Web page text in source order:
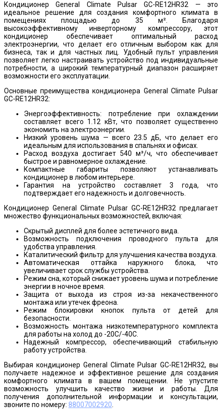
Кондиционер General Climate Pulsar GC-RE12HR32 — это
идеальное решение для создания комфортного климата в
помещениях площадью до 35 м². Благодаря
высокоэффективному инверторному компрессору, этот
кондиционер обеспечивает оптимальный расход
электроэнергии, что делает его отличным выбором как для
бизнеса, так и для частных лиц. Удобный пульт управления
позволяет легко настраивать устройство под индивидуальные
потребности, а широкий температурный диапазон расширяет
возможности его эксплуатации.
Основные преимущества кондиционера General Climate Pulsar
GC-RE12HR32:
Энергоэффективность: потребление при охлаждении
составляет всего 1.12 кВт, что позволяет существенно
экономить на электроэнергии.
Низкий уровень шума — всего 23.5 дБ, что делает его
идеальным для использования в спальнях и офисах.
Расход воздуха достигает 540 м³/ч, что обеспечивает
быстрое и равномерное охлаждение.
Компактные габариты позволяют устанавливать
кондиционер в любом интерьере.
Гарантия на устройство составляет 3 года, что
подтверждает его надежность и долговечность.
Кондиционер General Climate Pulsar GC-RE12HR32 предлагает
множество функциональных возможностей, включая:
Скрытый дисплей для более эстетичного вида.
Возможность подключения проводного пульта для
удобства управления.
Каталитический фильтр для улучшения качества воздуха.
Автоматическая оттайка наружного блока, что
увеличивает срок службы устройства.
Режим сна, который снижает уровень шума и потребление
энергии в ночное время.
Защита от выхода из строя из-за некачественного
монтажа или утечек фреона.
Режим блокировки кнопок пульта от детей для
безопасности.
Возможность монтажа низкотемпературного комплекта
для работы на холод до -20С/-40С.
Надежный компрессор, обеспечивающий стабильную
работу устройства.
Выбирая кондиционер General Climate Pulsar GC-RE12HR32, вы
получаете надежное и эффективное решение для создания
комфортного климата в вашем помещении. Не упустите
возможность улучшить качество жизни и работы. Для
получения дополнительной информации и консультации,
звоните по номеру: 88007002920.